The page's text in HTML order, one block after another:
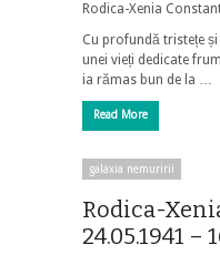
Rodica-Xenia
Cu profundă tristețe
unei vieți dedicate
ia rămas bun de la …
Read More
galaxia nemuririi
Rodica-
24.05.1941 –